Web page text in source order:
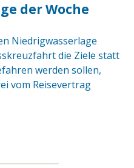
der Woche
Niedrigwasserlage
die Ziele statt
werden sollen,
vom Reisevertrag